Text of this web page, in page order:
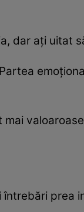
dar ați uitat
prea